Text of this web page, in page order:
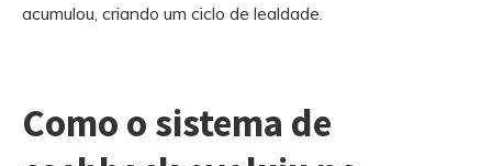
acumulou, criando um ciclo de lealdade.
Como o sistema de